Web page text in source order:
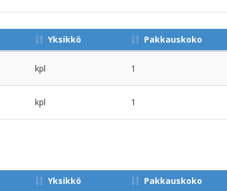
Yksikkö Pakkauskoko
kpl 1
kpl 1
Yksikkö Pakkauskoko